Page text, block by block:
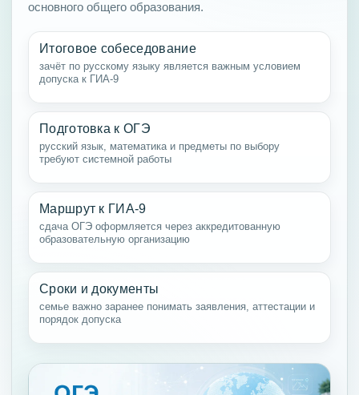
основного общего образования.
Итоговое собеседование
зачёт по русскому языку является важным условием
допуска к ГИА-9
Подготовка к ОГЭ
русский язык, математика и предметы по выбору
требуют системной работы
Маршрут к ГИА-9
сдача ОГЭ оформляется через аккредитованную
образовательную организацию
Сроки и документы
семье важно заранее понимать заявления, аттестации и
порядок допуска